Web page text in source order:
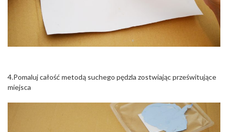
4.Pomaluj całość metodą suchego pędzla zostwiając prześwitujące
miejsca